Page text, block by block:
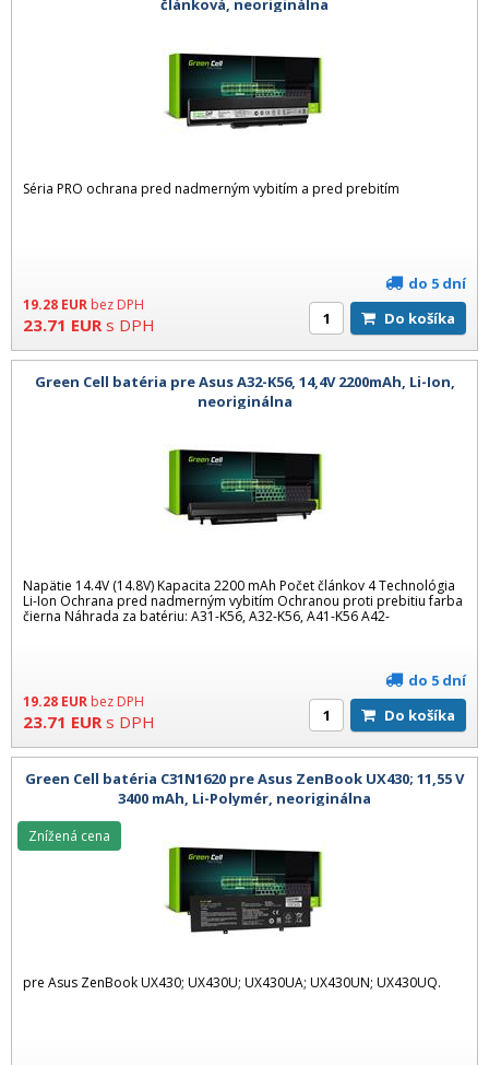
článková, neoriginálna
Séria PRO ochrana pred nadmerným vybitím a pred prebitím
19.28 EUR bez DPH
23.71 EUR s DPH
do 5 dní
Do košíka
Green Cell batéria pre Asus A32-K56, 14,4V 2200mAh, Li-Ion,
neoriginálna
Napätie 14.4V (14.8V) Kapacita 2200 mAh Počet článkov 4 Technológia
Li-Ion Ochrana pred nadmerným vybitím Ochranou proti prebitiu farba
čierna Náhrada za batériu: A31-K56, A32-K56, A41-K56 A42-
19.28 EUR bez DPH
23.71 EUR s DPH
do 5 dní
Do košíka
Green Cell batéria C31N1620 pre Asus ZenBook UX430; 11,55 V
3400 mAh, Li-Polymér, neoriginálna
pre Asus ZenBook UX430; UX430U; UX430UA; UX430UN; UX430UQ.
Znížená cena